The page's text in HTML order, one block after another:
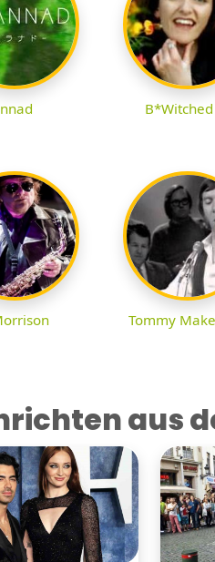
B*Witched
Tommy
aus